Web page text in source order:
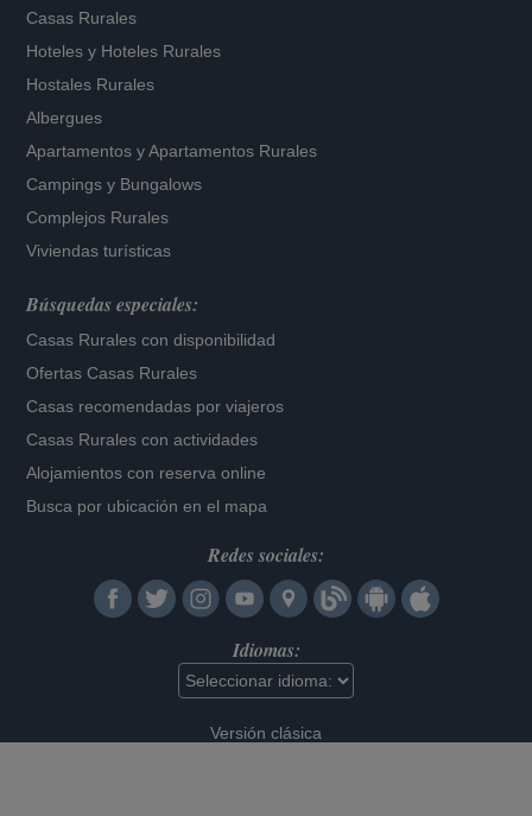
Casas Rurales
Hoteles y Hoteles Rurales
Hostales Rurales
Albergues
Apartamentos yApartamentos Rurales
Campings y Bungalows
Complejos Rurales
Viviendas turísticas
Búsquedas especiales:
Casas Rurales con disponibilidad
Ofertas Casas Rurales
Casas recomendadas por viajeros
Casas Rurales con actividades
Alojamientos con reserva online
Busca por ubicación en el mapa
Redes sociales:
Idiomas:
Versión clásica